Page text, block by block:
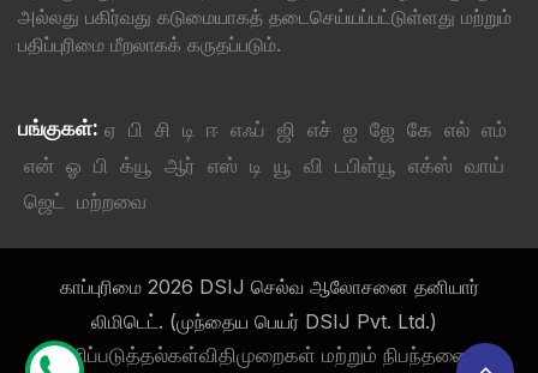
அல்லது பகிர்வது கடுமையாகத் தடைசெய்யப்பட்டுள்ளது மற்றும்
பதிப்புரிமை மீறலாகக் கருதப்படும்.
பங்குகள்: ஏ பி சி டி ஈ எஃப் ஜி எச் ஐ ஜே கே எல் எம்
என் ஓ பி க்யூ ஆர் எஸ் டி யூ வி டபிள்யூ எக்ஸ் வாய்
ஜெட் மற்றவை
காப்புரிமை 2026 DSIJ செல்வ ஆலோசனை தனியார்
லிமிடெட். (முந்தைய பெயர் DSIJ Pvt. Ltd.)
வெளிப்படுத்தல்கள்விதிமுறைகள் மற்றும் நிபந்தனைகள்